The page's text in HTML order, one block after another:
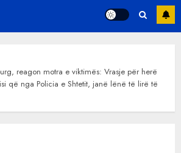
reagon motra e viktimës: Vrasje për herë
që nga Policia e Shtetit, janë lënë të lirë të